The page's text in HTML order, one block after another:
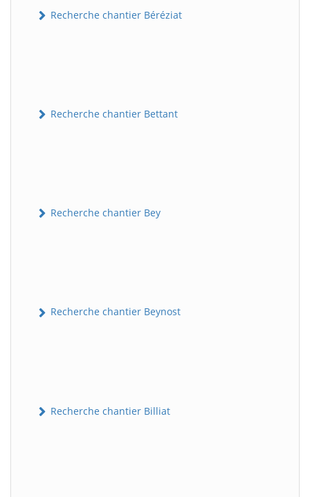
Recherche chantier Béréziat
Recherche chantier Bettant
Recherche chantier Bey
Recherche chantier Beynost
Recherche chantier Billiat